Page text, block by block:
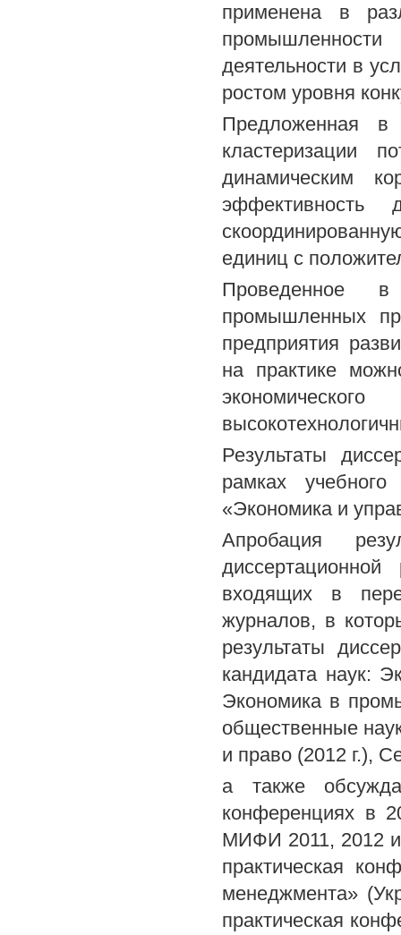
применена в
деятельности в
ростом уровня
Предложенная в
кластеризации
динамическим
эффективность
единиц с
Проведенное в
промышленных
предприятия
на практике
Результаты
рамках
«Экономика и
Апробация
входящих в
журналов, в
результаты
кандидата наук:
Экономика в
общественные
и право (2012 г.),
а также
конференциях в
МИФИ 2011, 2012 и
практическая
менеджмента»
практическая